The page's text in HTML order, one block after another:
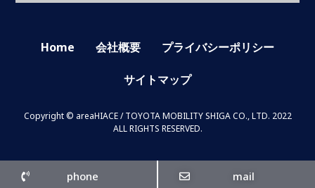
Home 会社概要 プライバシーポリシー
サイトマップ
Copyright © areaHIACE / TOYOTA MOBILITY SHIGA CO., LTD. 2022
ALL RIGHTS RESERVED.
phone mail